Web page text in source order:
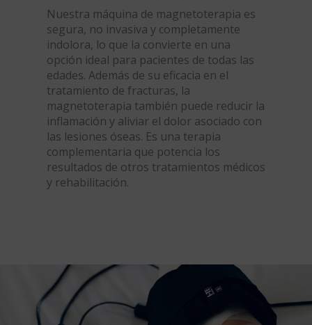
Nuestra máquina de magnetoterapia es
segura, no invasiva y completamente
indolora, lo que la convierte en una
opción ideal para pacientes de todas las
edades. Además de su eficacia en el
tratamiento de fracturas, la
magnetoterapia también puede reducir la
inflamación y aliviar el dolor asociado con
las lesiones óseas. Es una terapia
complementaria que potencia los
resultados de otros tratamientos médicos
y rehabilitación.